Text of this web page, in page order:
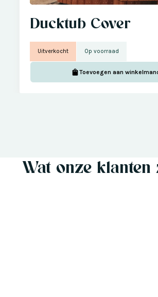
Ducktub Cover
Uitverkocht Op voorraad
Toevoegen aan
Wat onze klanten